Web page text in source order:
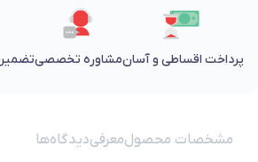
پرداخت اقساطی و آسانمشاوره تخصصی
مشخصات محصولمعرفیدیدگاه‌ها